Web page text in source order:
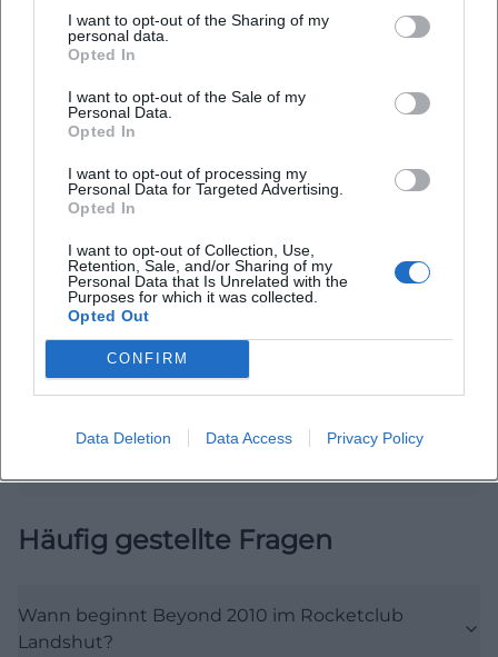
I want to opt-out of the Sharing of my
personal data.
Opted In
I want to opt-out of the Sale of my
Personal Data.
Opted In
I want to opt-out of processing my
Personal Data for Targeted Advertising.
Opted In
I want to opt-out of Collection, Use,
Retention, Sale, and/or Sharing of my
Personal Data that Is Unrelated with the
Purposes for which it was collected.
Opted Out
CONFIRM
Data Deletion Data Access Privacy Policy
D. Ramirez - Tuition
Map unavailable
Häufig gestellte Fragen
Wann beginnt Beyond 2010 im Rocketclub
Landshut?